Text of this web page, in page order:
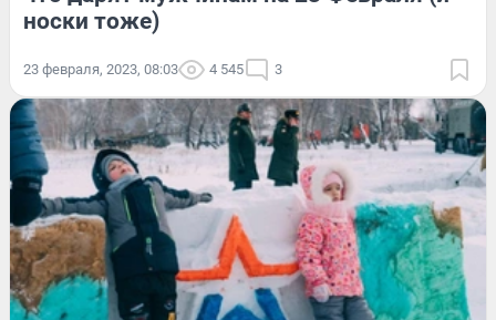
носки тоже)
23 февраля, 2023, 08:03 4 545 3